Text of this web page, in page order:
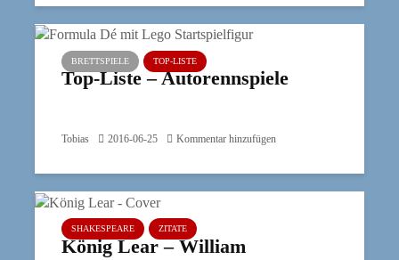
BRETTSPIELE TOP-LISTE
Top-Liste – Autorennspiele
Tobias 2016-06-25 Kommentar hinzufügen
SHAKESPEARE ZITATE
König Lear – William